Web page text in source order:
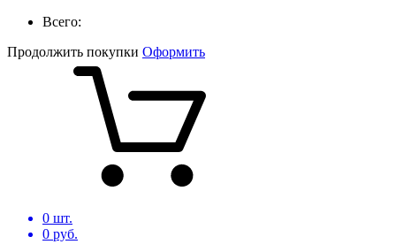
Всего:
Продолжить покупки Оформить
0 шт.
0 руб.